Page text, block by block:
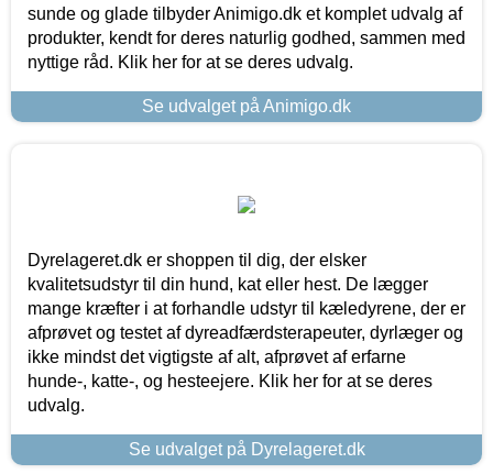
sunde og glade tilbyder Animigo.dk et komplet udvalg af
produkter, kendt for deres naturlig godhed, sammen med
nyttige råd. Klik her for at se deres udvalg.
Se udvalget på Animigo.dk
Dyrelageret.dk er shoppen til dig, der elsker
kvalitetsudstyr til din hund, kat eller hest. De lægger
mange kræfter i at forhandle udstyr til kæledyrene, der er
afprøvet og testet af dyreadfærdsterapeuter, dyrlæger og
ikke mindst det vigtigste af alt, afprøvet af erfarne
hunde-, katte-, og hesteejere. Klik her for at se deres
udvalg.
Se udvalget på Dyrelageret.dk